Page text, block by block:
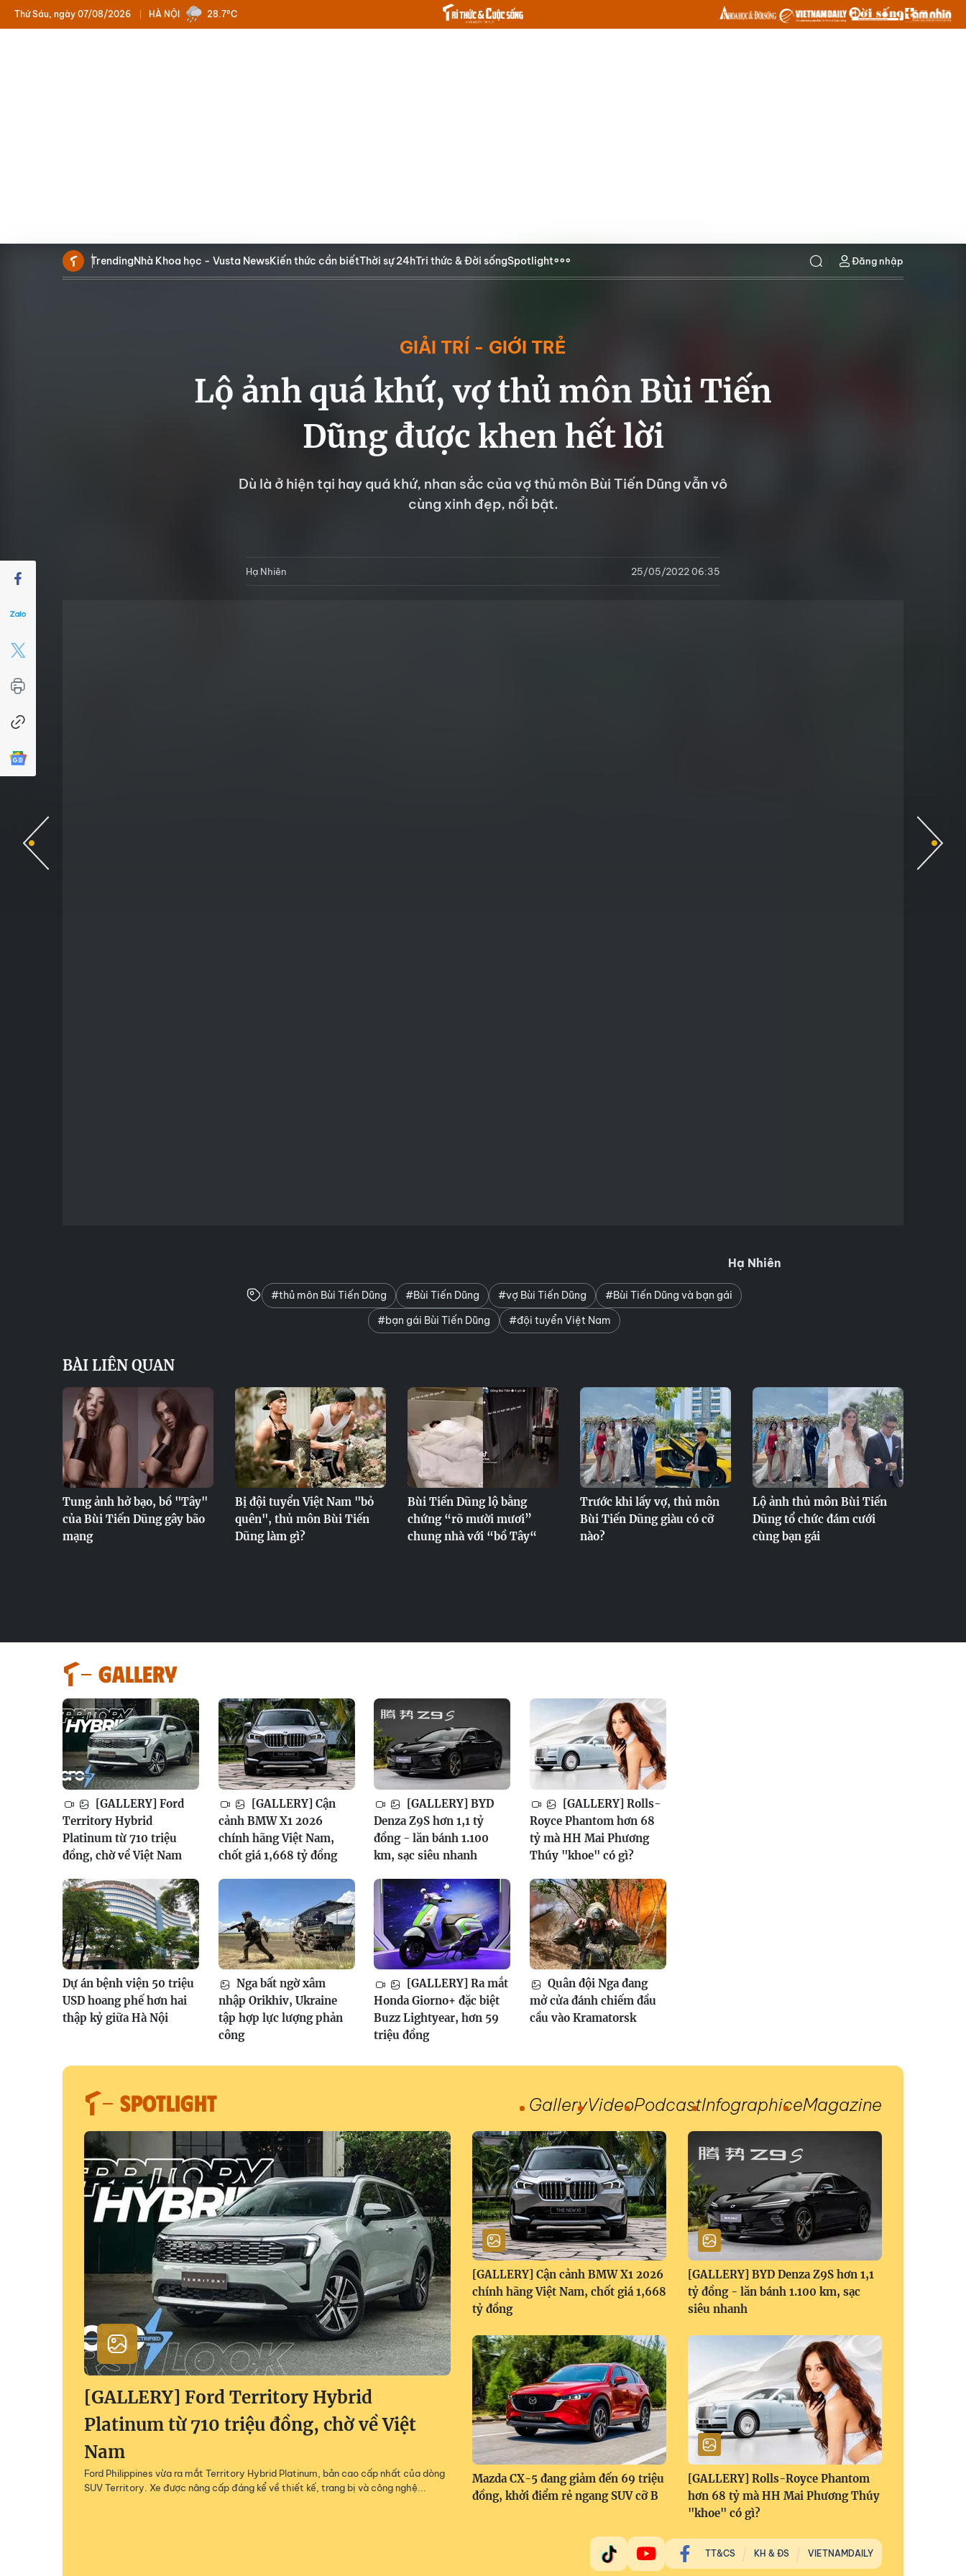
HÀ NỘI
Thứ Sáu, ngày 07/08/2026 28.7°C
TrendingNhà Khoa học - Vusta NewsKiến thức cần biếtThời sự 24hTri thức & Đời sốngSpotlight Đăng nhập
GIẢI TRÍ - GIỚI TRẺ
Lộ ảnh quá khứ, vợ thủ môn Bùi Tiến
Dũng được khen hết lời
Dù là ở hiện tại hay quá khứ, nhan sắc của vợ thủ môn Bùi Tiến Dũng vẫn vô
cùng xinh đẹp, nổi bật.
Hạ Nhiên 25/05/2022 06:35
Hạ Nhiên
#thủ môn Bùi Tiến Dũng #Bùi Tiến Dũng #vợ Bùi Tiến Dũng
#Bùi Tiến Dũng và bạn gái
#bạn gái Bùi Tiến Dũng
#đội tuyển Việt Nam
BÀI LIÊN QUAN
Tung ảnh hở bạo, bồ "Tây"
của Bùi Tiến Dũng gây bão
mạng
Bị đội tuyển Việt Nam "bỏ
quên", thủ môn Bùi Tiến
Dũng làm gì?
Bùi Tiến Dũng lộ bằng
chứng “rõ mười mươi”
chung nhà với “bồ Tây“
Trước khi lấy vợ, thủ môn
Bùi Tiến Dũng giàu có cỡ
nào?
Lộ ảnh thủ môn Bùi Tiến
Dũng tổ chức đám cưới
cùng bạn gái
GALLERY
[GALLERY] Ford
Territory Hybrid
Platinum từ 710 triệu
đồng, chờ về Việt Nam
[GALLERY] Cận
cảnh BMW X1 2026
chính hãng Việt Nam,
chốt giá 1,668 tỷ đồng
[GALLERY] BYD
Denza Z9S hơn 1,1 tỷ
đồng - lăn bánh 1.100
km, sạc siêu nhanh
[GALLERY] Rolls-
Royce Phantom hơn 68
tỷ mà HH Mai Phương
Thúy "khoe" có gì?
Dự án bệnh viện 50 triệu
USD hoang phế hơn hai
thập kỷ giữa Hà Nội
Nga bất ngờ xâm
nhập Orikhiv, Ukraine
tập hợp lực lượng phản
công
[GALLERY] Ra mắt
Honda Giorno+ đặc biệt
Buzz Lightyear, hơn 59
triệu đồng
Quân đội Nga đang
mở cửa đánh chiếm đầu
cầu vào Kramatorsk
SPOTLIGHT GalleryVideoPodcastInfographiceMagazine
[GALLERY] Ford Territory Hybrid
Platinum từ 710 triệu đồng, chờ về Việt
Nam
Ford Philippines vừa ra mắt Territory Hybrid Platinum, bản cao cấp nhất của dòng
SUV Territory. Xe được nâng cấp đáng kể về thiết kế, trang bị và công nghệ...
[GALLERY] Cận cảnh BMW X1 2026
chính hãng Việt Nam, chốt giá 1,668
tỷ đồng
[GALLERY] BYD Denza Z9S hơn 1,1
tỷ đồng - lăn bánh 1.100 km, sạc
siêu nhanh
Mazda CX-5 đang giảm đến 69 triệu
đồng, khởi điểm rẻ ngang SUV cỡ B
[GALLERY] Rolls-Royce Phantom
hơn 68 tỷ mà HH Mai Phương Thúy
"khoe" có gì?
TT&CS KH & ĐS VIETNAMDAILY